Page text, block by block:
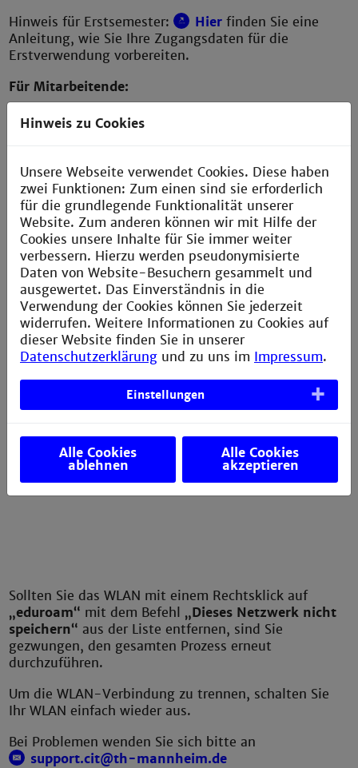
Hinweis für Erstsemester:
Hier finden Sie eine
Anleitung, wie Sie Ihre Zugangsdaten für die
Erstverwendung vorbereiten.
Für Mitarbeitende:
Mitarbeitende benutzen als Kennung Ihre zentralen
Sie bitte:benutzername@th-mannheim.deein.
Passwortänderungen können
hiervorgenommen
werden.
Für Lehrbeauftragte und Doktoranden:
Lehrbeauftragte und Doktoranden benutzen als
Kennung auch Ihre zentralen Zugangsdaten (z.B. wie
das Login ins Intranet). Bitte tragen Sie nicht Ihre E-
Mail-Adresse ein, sondern tragen Sie:
benutzername@th-mannheim.deein.
Jetzt sind Sie mit„eduroam“ verbunden.
Sollten Sie das WLAN mit einem Rechtsklick auf
„eduroam“ mit dem Befehl „Dieses Netzwerk nicht
speichern“ aus der Liste entfernen, sind Sie
gezwungen, den gesamten Prozess erneut
durchzuführen.
Um die WLAN-Verbindung zu trennen, schalten Sie
Ihr WLAN einfach wieder aus.
Bei Problemen wenden Sie sich bitte an
support.cit@th-mannheim.de
Hinweis zu Cookies
Unsere Webseite verwendet Cookies. Diese haben
zwei Funktionen: Zum einen sind sie erforderlich
für die grundlegende Funktionalität unserer
Website. Zum anderen können wir mit Hilfe der
Cookies unsere Inhalte für Sie immer weiter
verbessern. Hierzu werden pseudonymisierte
Daten von Website-Besuchern gesammelt und
ausgewertet. Das Einverständnis in die
Verwendung der Cookies können Sie jederzeit
widerrufen. Weitere Informationen zu Cookies auf
dieser Website finden Sie in unserer
Datenschutzerklärung und zu uns im Impressum.
Einstellungen
Alle Cookies
ablehnen
Alle Cookies
akzeptieren